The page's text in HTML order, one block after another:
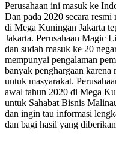
Perusahaan ini masuk ke
Dan pada 2020 secara
di Mega Kuningan Jakarta
Jakarta. Perusahaan Magic
dan sudah masuk ke 20
mempunyai pengalaman
banyak penghargaan
untuk masyarakat.
awal tahun 2020 di Mega
untuk Sahabat Bisnis
dan ingin tau informasi
dan bagi hasil yang